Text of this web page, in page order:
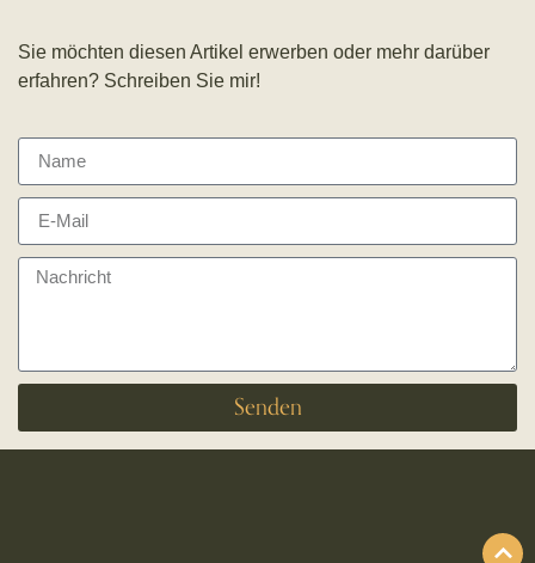
Sie möchten diesen Artikel erwerben oder mehr darüber
erfahren? Schreiben Sie mir!
Senden